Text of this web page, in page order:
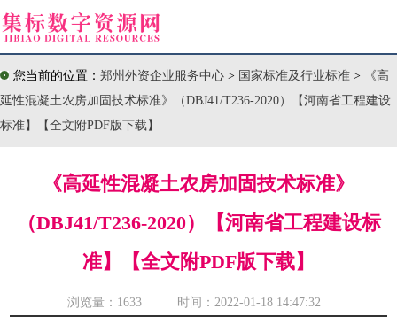
您当前的位置： 郑州外资企业服务中心 > 国家标准及行业标准 >
《高
延性混凝土农房加固技术标准》（DBJ41/T236-2020）【河南省工程建设
标准】【全文附PDF版下载】
《高延性混凝土农房加固技术标准》
（DBJ41/T236-2020）【河南省工程建设标
准】【全文附PDF版下载】
浏览量： 1633 时间：2022-01-18 14:47:32